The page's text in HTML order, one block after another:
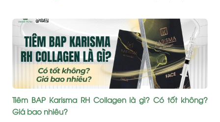
Tiêm BAP Karisma RH Collagen là gì? Có tốt không?
Giá bao nhiêu?